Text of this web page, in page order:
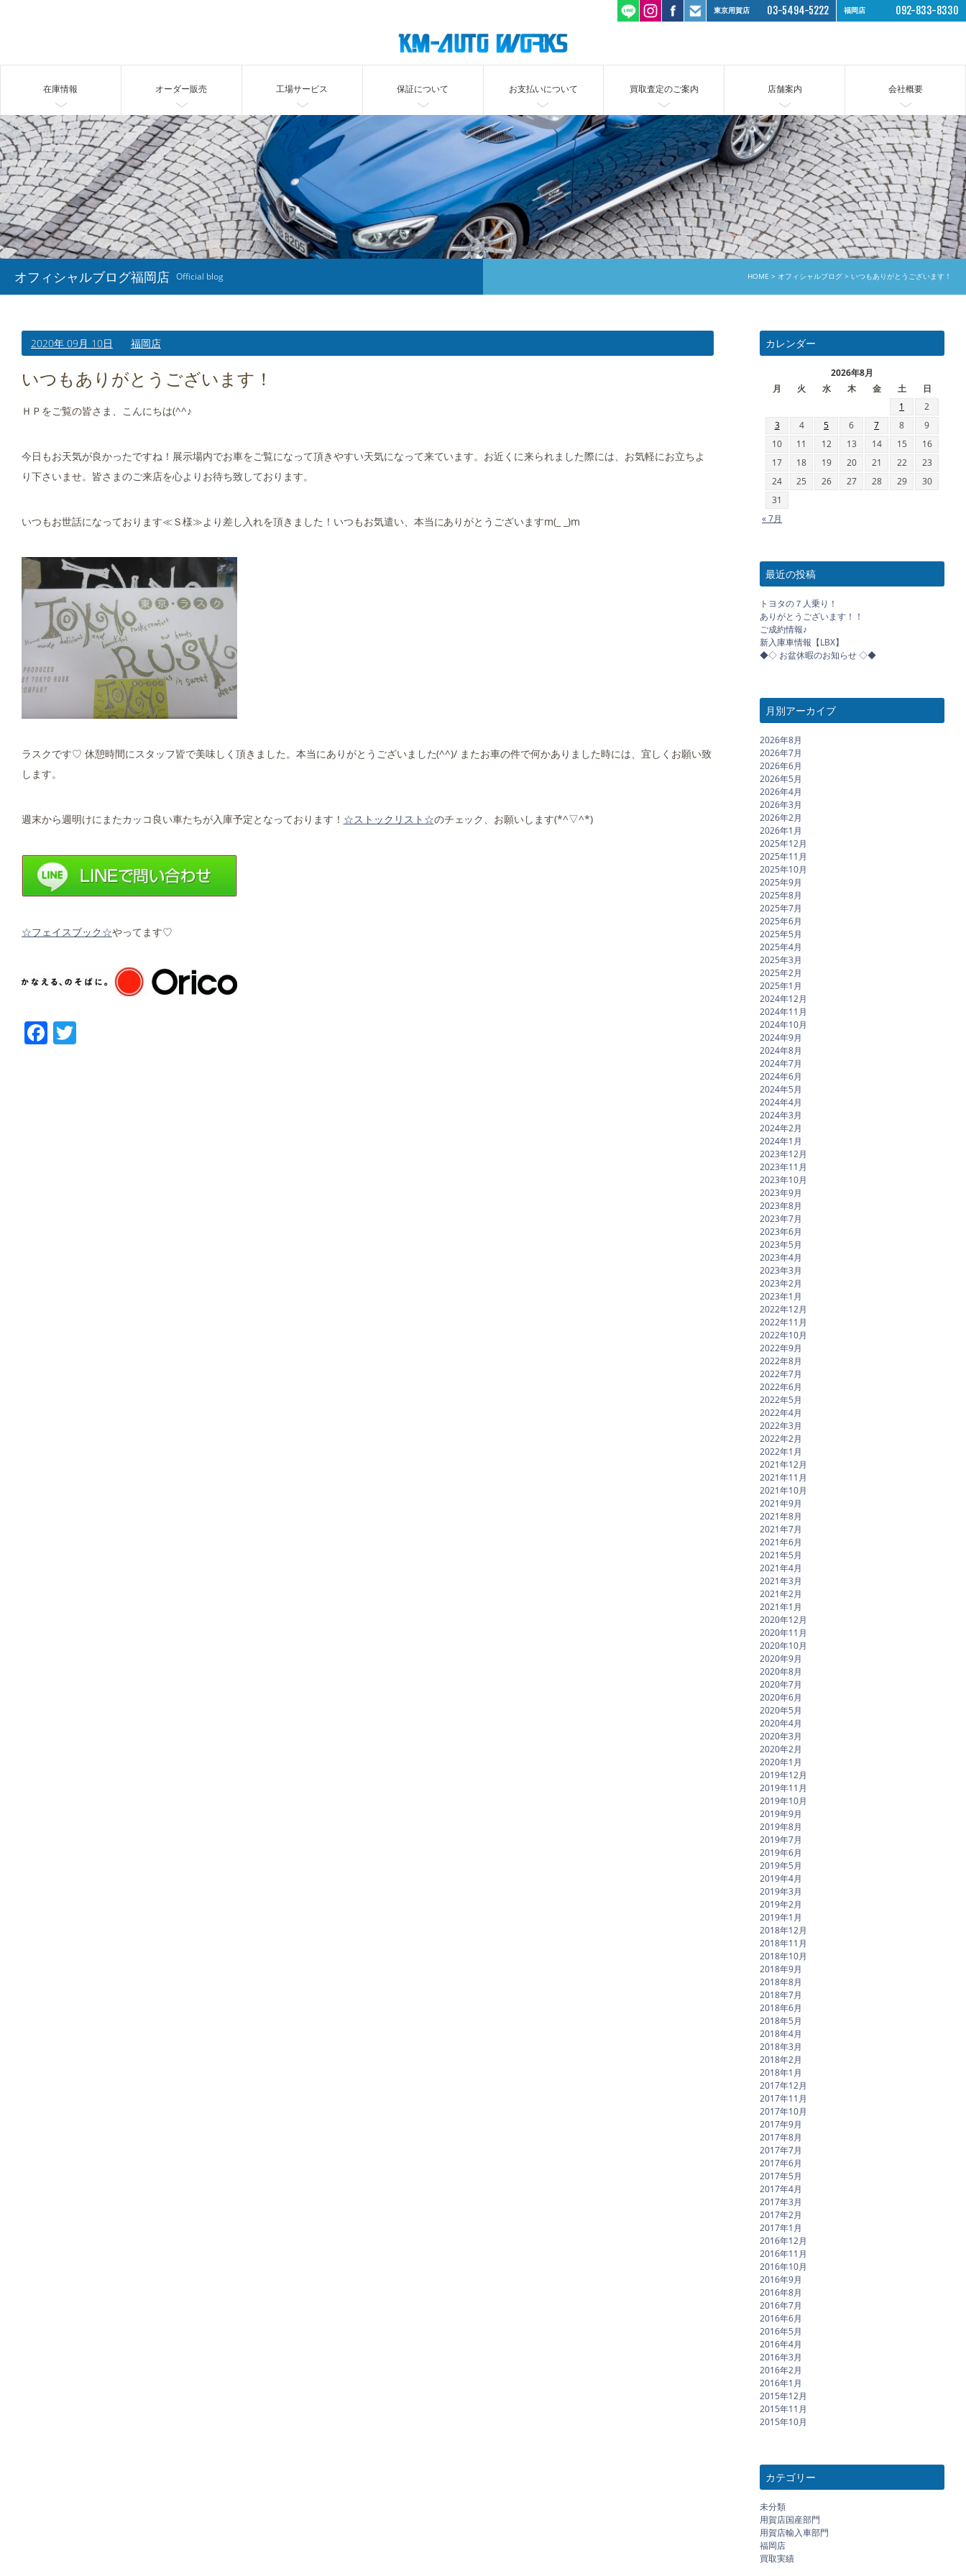
東京用賀店 03-5494-5222 福岡店 092-833-8330
在庫情報 オーダー販売 工場サービス 保証について お支払いについて 買取査定のご案内 店舗案内 会社概要
オフィシャルブログ福岡店 Official blog HOME オフィシャルブログ いつもありがとうございます！
2020年 09月 10日 福岡店
いつもありがとうございます！
ＨＰをご覧の皆さま、こんにちは(^^♪
今日もお天気が良かったですね！展示場内でお車をご覧になって頂きやすい天気になって来ています。お近くに来られました際には、お気軽にお立ちよ
り下さいませ。皆さまのご来店を心よりお待ち致しております。
いつもお世話になっております≪Ｓ様≫より差し入れを頂きました！いつもお気遣い、本当にありがとうございますm(_ _)m
ラスクです♡ 休憩時間にスタッフ皆で美味しく頂きました。本当にありがとうございました(^^)/ またお車の件で何かありました時には、宜しくお願い致
します。
週末から週明けにまたカッコ良い車たちが入庫予定となっております！ ☆ストックリスト☆のチェック、お願いします(*^▽^*)
☆フェイスブック☆やってます♡
Facebook
カレンダー
2026年8月
月
火 水 木 金 土
日
1
2
3
4 5 6 7 8
9
10
11 12 13 14 15
16
17
18 19 20 21 22
23
24
25 26 27 28 29
30
31
« 7月
最近の投稿
トヨタの７人乗り！
ありがとうございます！！
ご成約情報♪
新入庫車情報【LBX】
◆◇ お盆休暇のお知らせ ◇◆
月別アーカイブ
2026年8月
2026年7月
2026年6月
2026年5月
2026年4月
2026年3月
2026年2月
2026年1月
2025年12月
2025年11月
2025年10月
2025年9月
2025年8月
2025年7月
2025年6月
2025年5月
2025年4月
2025年3月
2025年2月
2025年1月
2024年12月
2024年11月
2024年10月
2024年9月
2024年8月
2024年7月
2024年6月
2024年5月
2024年4月
2024年3月
2024年2月
2024年1月
2023年12月
2023年11月
2023年10月
2023年9月
2023年8月
2023年7月
2023年6月
2023年5月
2023年4月
2023年3月
2023年2月
2023年1月
2022年12月
2022年11月
2022年10月
2022年9月
2022年8月
2022年7月
2022年6月
2022年5月
2022年4月
2022年3月
2022年2月
2022年1月
2021年12月
2021年11月
2021年10月
2021年9月
2021年8月
2021年7月
2021年6月
2021年5月
2021年4月
2021年3月
2021年2月
2021年1月
2020年12月
2020年11月
2020年10月
2020年9月
2020年8月
2020年7月
2020年6月
2020年5月
2020年4月
2020年3月
2020年2月
2020年1月
2019年12月
2019年11月
2019年10月
2019年9月
2019年8月
2019年7月
2019年6月
2019年5月
2019年4月
2019年3月
2019年2月
2019年1月
2018年12月
2018年11月
2018年10月
2018年9月
2018年8月
2018年7月
2018年6月
2018年5月
2018年4月
2018年3月
2018年2月
2018年1月
2017年12月
2017年11月
2017年10月
2017年9月
2017年8月
2017年7月
2017年6月
2017年5月
2017年4月
2017年3月
2017年2月
2017年1月
2016年12月
2016年11月
2016年10月
2016年9月
2016年8月
2016年7月
2016年6月
2016年5月
2016年4月
2016年3月
2016年2月
2016年1月
2015年12月
2015年11月
2015年10月
カテゴリー
未分類
用賀店国産部門
用賀店輸入車部門
福岡店
買取実績